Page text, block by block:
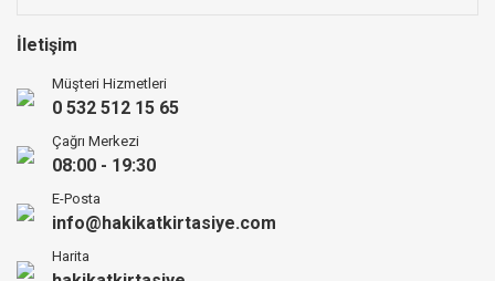
İletişim
Müşteri Hizmetleri
0 532 512 15 65
Çağrı Merkezi
08:00 - 19:30
E-Posta
info@hakikatkirtasiye.com
Harita